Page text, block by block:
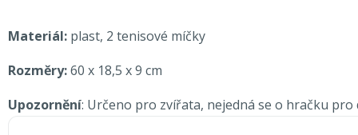
Materiál: plast, 2 tenisové míčky
Rozměry:60 x 18,5 x 9 cm
Upozornění: Určeno pro zvířata, nejedná se o hračku pro